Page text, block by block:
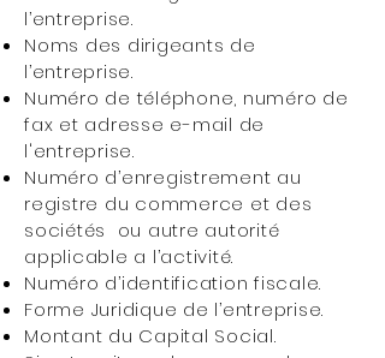
l’entreprise.
Noms des dirigeants de
l’entreprise.
Numéro de téléphone, numéro de
fax et adresse e-mail de
l'entreprise.
Numéro d’enregistrement au
registre du commerce et des
sociétés ou autre autorité
applicable a l’activité.
Numéro d’identification fiscale.
Forme Juridique de l’entreprise.
Montant du Capital Social.